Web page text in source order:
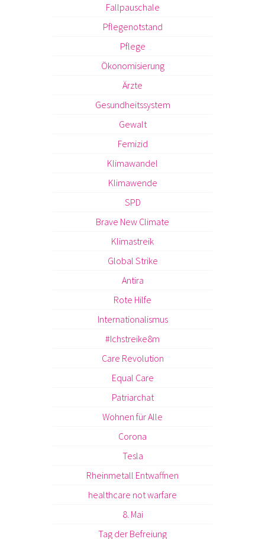
Fallpauschale
Pflegenotstand
Pflege
Ökonomisierung
Ärzte
Gesundheitssystem
Gewalt
Femizid
Klimawandel
Klimawende
SPD
Brave New Climate
Klimastreik
Global Strike
Antira
Rote Hilfe
Internationalismus
#Ichstreike8m
Care Revolution
Equal Care
Patriarchat
Wohnen für Alle
Corona
Tesla
Rheinmetall Entwaffnen
healthcare not warfare
8. Mai
Tag der Befreiung